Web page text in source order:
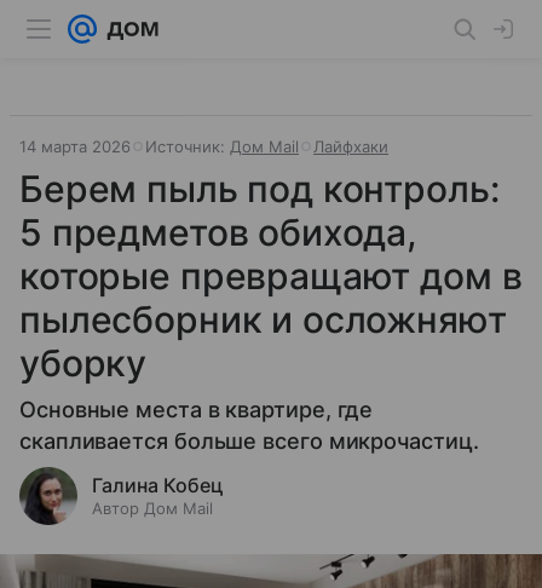
14 марта 2026 Источник: Дом Mail Лайфхаки
Берем пыль под контроль:
5 предметов обихода,
которые превращают дом в
пылесборник и осложняют
уборку
Основные места в квартире, где
скапливается больше всего микрочастиц.
Галина Кобец
Автор Дом Mail